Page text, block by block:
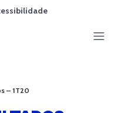
– 1T20